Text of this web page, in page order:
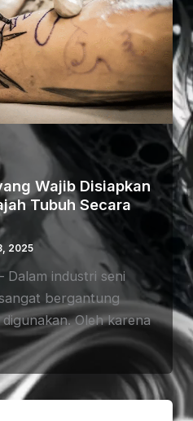
Wajib Disiapkan
Tubuh Secara
2025
Dalam industri seni
bergantung
Oleh karena